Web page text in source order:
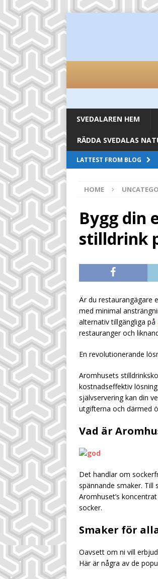
SVEDALAREN HEM
RÄDDA SVEDALAS
LATTEST FROM BLOG
HOME
Bygg din
stilldrink
Är du restaurangägare
med minimal
alternativ tillgängliga på
restauranger och
En revolutionerande
Aromhusets
kostnadseffektiv
självservering kan din
utgifterna och därmed
Vad är
Det handlar om
spännande smaker.
Aromhuset’s
socker.
Smaker för
Oavsett om ni vill
Här är några av de